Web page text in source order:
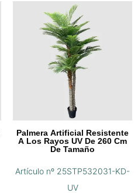
Palmera Artificial Resistente
A Los Rayos UV De 260 Cm
De Tamaño
Artículo nº 25STP532031-KD-
UV